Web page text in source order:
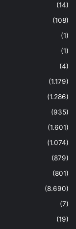
(14)
(108)
(1)
(1)
(4)
(1.179)
(1.286)
(935)
(1.601)
(1.074)
(879)
(801)
(8.690)
(7)
(19)